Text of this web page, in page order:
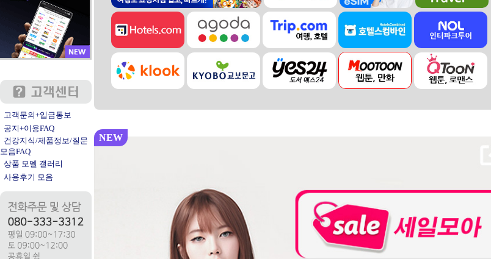
고객문의+입금통보
공지+이용FAQ
건강지식/제품정보/질문
모음FAQ
상품 모델 갤러리
사용후기 모음
NEW